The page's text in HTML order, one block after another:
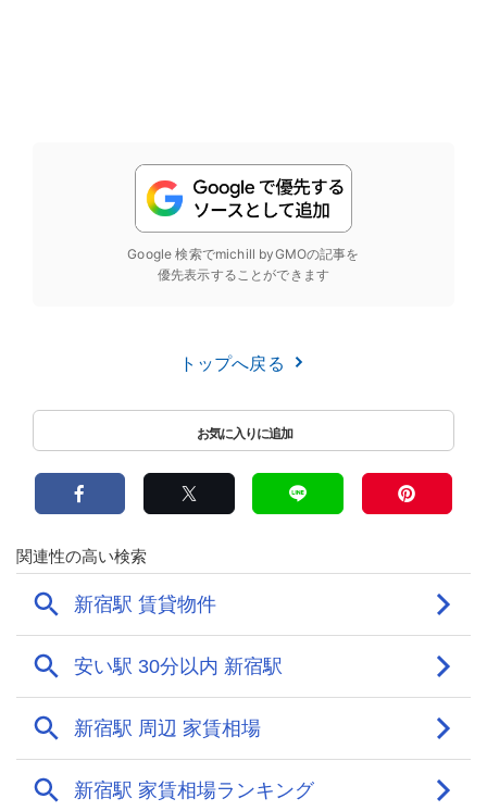
Google 検索でmichill byGMOの記事を
優先表示することができます
トップへ戻る